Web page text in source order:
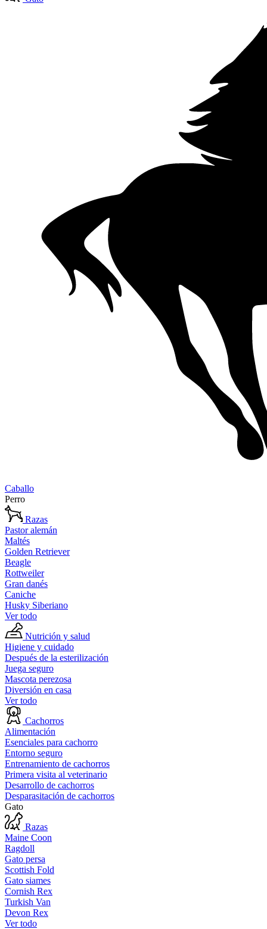
Caballo
Perro
Razas
Pastor alemán
Maltés
Golden Retriever
Beagle
Rottweiler
Gran danés
Caniche
Husky Siberiano
Ver todo
Nutrición y salud
Higiene y cuidado
Después de la esterilización
Juega seguro
Mascota perezosa
Diversión en casa
Ver todo
Cachorros
Alimentación
Esenciales para cachorro
Entorno seguro
Entrenamiento de cachorros
Primera visita al veterinario
Desarrollo de cachorros
Desparasitación de cachorros
Gato
Razas
Maine Coon
Ragdoll
Gato persa
Scottish Fold
Gato siames
Cornish Rex
Turkish Van
Devon Rex
Ver todo